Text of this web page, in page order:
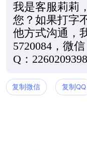
我是客服莉莉
您？如果打字
他方式沟通，
5720084，微
Q：2260209398
复制微信 复制QQ